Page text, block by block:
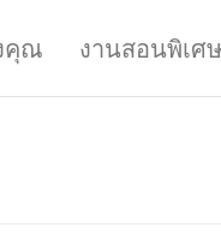
คุณ งานสอนพิเศษ